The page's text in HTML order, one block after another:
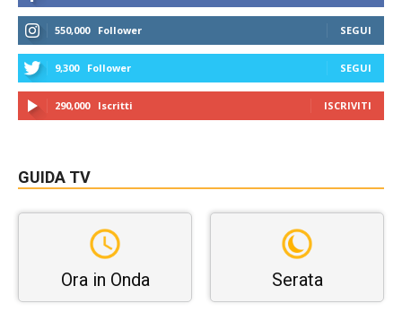
550,000 Follower SEGUI
9,300 Follower SEGUI
290,000 Iscritti ISCRIVITI
GUIDA TV
Ora in Onda Serata